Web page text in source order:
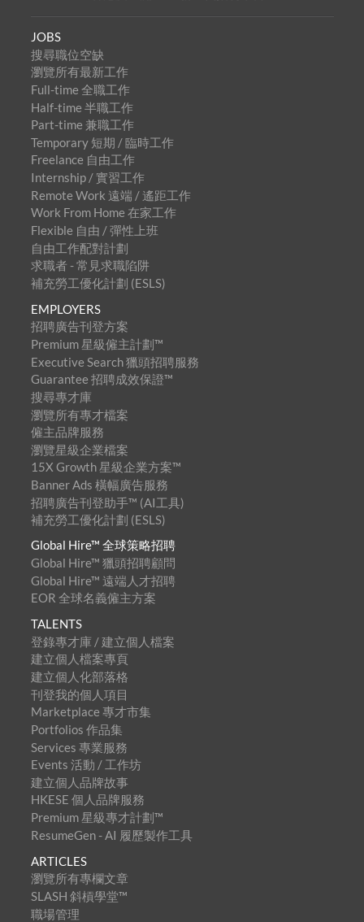
JOBS
搜尋職位空缺
瀏覽所有最新工作
Full-time 全職工作
Half-time 半職工作
Part-time 兼職工作
Temporary 短期 / 臨時工作
Freelance 自由工作
Internship / 實習工作
Remote Work 遠端 / 遙距工作
Work From Home 在家工作
Flexible 自由 / 彈性上班
自由工作配對計劃
求職者 - 常見求職陷阱
補充勞工優化計劃 (ESLS)
EMPLOYERS
招聘廣告刊登方案
Premium 星級僱主計劃™
Executive Search 獵頭招聘服務
Guarantee 招聘成效保證™
搜尋專才庫
瀏覽所有專才檔案
僱主品牌服務
瀏覽星級企業檔案
15X Growth 星級企業方案™
Banner Ads 橫幅廣告服務
招聘廣告刊登助手™ (AI工具)
補充勞工優化計劃 (ESLS)
Global Hire™ 全球策略招聘
Global Hire™ 獵頭招聘顧問
Global Hire™ 遠端人才招聘
EOR 全球名義僱主方案
TALENTS
登錄專才庫 / 建立個人檔案
建立個人檔案專頁
建立個人化部落格
刊登我的個人項目
Marketplace 專才市集
Portfolios 作品集
Services 專業服務
Events 活動 / 工作坊
建立個人品牌故事
HKESE 個人品牌服務
Premium 星級專才計劃™
ResumeGen - AI 履歷製作工具
ARTICLES
瀏覽所有專欄文章
SLASH 斜槓學堂™
職場管理